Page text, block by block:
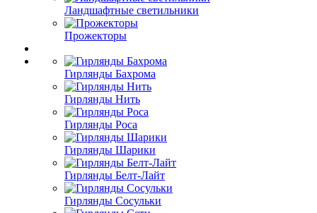
Ландшафтные светильники
Прожекторы
Гирлянды Бахрома
Гирлянды Нить
Гирлянды Роса
Гирлянды Шарики
Гирлянды Белт-Лайт
Гирлянды Сосульки